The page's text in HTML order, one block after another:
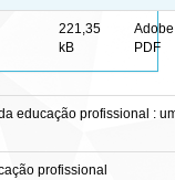
221,35
kB
Adobe
PDF
educação profissional :
profissional